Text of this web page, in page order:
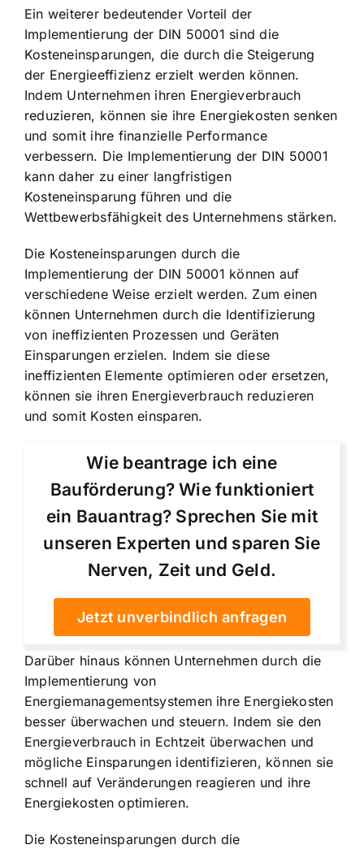
Ein weiterer bedeutender Vorteil der
Implementierung der DIN 50001 sind die
Kosteneinsparungen, die durch die Steigerung
der Energieeffizienz erzielt werden können.
Indem Unternehmen ihren Energieverbrauch
reduzieren, können sie ihre Energiekosten senken
und somit ihre finanzielle Performance
verbessern. Die Implementierung der DIN 50001
kann daher zu einer langfristigen
Kosteneinsparung führen und die
Wettbewerbsfähigkeit des Unternehmens stärken.
Die Kosteneinsparungen durch die
Implementierung der DIN 50001 können auf
verschiedene Weise erzielt werden. Zum einen
können Unternehmen durch die Identifizierung
von ineffizienten Prozessen und Geräten
Einsparungen erzielen. Indem sie diese
ineffizienten Elemente optimieren oder ersetzen,
können sie ihren Energieverbrauch reduzieren
und somit Kosten einsparen.
Wie beantrage ich eine
Bauförderung? Wie funktioniert
ein Bauantrag? Sprechen Sie mit
unseren Experten und sparen Sie
Nerven, Zeit und Geld.
Jetzt unverbindlich anfragen
Darüber hinaus können Unternehmen durch die
Implementierung von
Energiemanagementsystemen ihre Energiekosten
besser überwachen und steuern. Indem sie den
Energieverbrauch in Echtzeit überwachen und
mögliche Einsparungen identifizieren, können sie
schnell auf Veränderungen reagieren und ihre
Energiekosten optimieren.
Die Kosteneinsparungen durch die